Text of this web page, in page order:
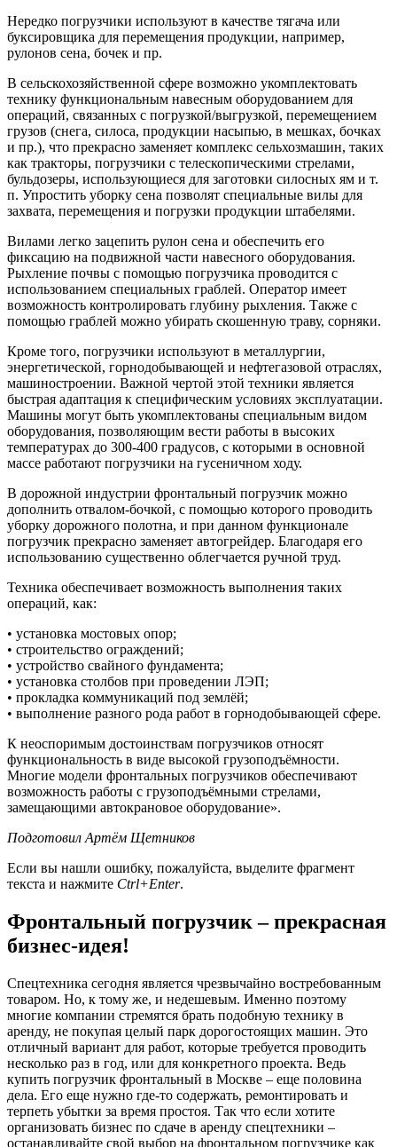
Нередко погрузчики используют в качестве тягача или
буксировщика для перемещения продукции, например,
рулонов сена, бочек и пр.
В сельскохозяйственной сфере возможно укомплектовать
технику функциональным навесным оборудованием для
операций, связанных с погрузкой/выгрузкой, перемещением
грузов (снега, силоса, продукции насыпью, в мешках, бочках
и пр.), что прекрасно заменяет комплекс сельхозмашин, таких
как тракторы, погрузчики с телескопическими стрелами,
бульдозеры, использующиеся для заготовки силосных ям и т.
п. Упростить уборку сена позволят специальные вилы для
захвата, перемещения и погрузки продукции штабелями.
Вилами легко зацепить рулон сена и обеспечить его
фиксацию на подвижной части навесного оборудования.
Рыхление почвы с помощью погрузчика проводится с
использованием специальных граблей. Оператор имеет
возможность контролировать глубину рыхления. Также с
помощью граблей можно убирать скошенную траву, сорняки.
Кроме того, погрузчики используют в металлургии,
энергетической, горнодобывающей и нефтегазовой отраслях,
машиностроении. Важной чертой этой техники является
быстрая адаптация к специфическим условиях эксплуатации.
Машины могут быть укомплектованы специальным видом
оборудования, позволяющим вести работы в высоких
температурах до 300-400 градусов, с которыми в основной
массе работают погрузчики на гусеничном ходу.
В дорожной индустрии фронтальный погрузчик можно
дополнить отвалом-бочкой, с помощью которого проводить
уборку дорожного полотна, и при данном функционале
погрузчик прекрасно заменяет автогрейдер. Благодаря его
использованию существенно облегчается ручной труд.
Техника обеспечивает возможность выполнения таких
операций, как:
• установка мостовых опор;
• строительство ограждений;
• устройство свайного фундамента;
• установка столбов при проведении ЛЭП;
• прокладка коммуникаций под землёй;
• выполнение разного рода работ в горнодобывающей сфере.
К неоспоримым достоинствам погрузчиков относят
функциональность в виде высокой грузоподъёмности.
Многие модели фронтальных погрузчиков обеспечивают
возможность работы с грузоподъёмными стрелами,
замещающими автокрановое оборудование».
Подготовил Артём Щетников
Если вы нашли ошибку, пожалуйста, выделите фрагмент
текста и нажмите Ctrl+Enter.
Фронтальный погрузчик – прекрасная
бизнес-идея!
Спецтехника сегодня является чрезвычайно востребованным
товаром. Но, к тому же, и недешевым. Именно поэтому
многие компании стремятся брать подобную технику в
аренду, не покупая целый парк дорогостоящих машин. Это
отличный вариант для работ, которые требуется проводить
несколько раз в год, или для конкретного проекта. Ведь
купить погрузчик фронтальный в Москве – еще половина
дела. Его еще нужно где-то содержать, ремонтировать и
терпеть убытки за время простоя. Так что если хотите
организовать бизнес по сдаче в аренду спецтехники –
останавливайте свой выбор на фронтальном погрузчике как